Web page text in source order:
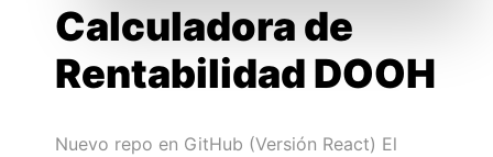
Calculadora de
Rentabilidad DOOH
Nuevo repo en GitHub (Versión React) El